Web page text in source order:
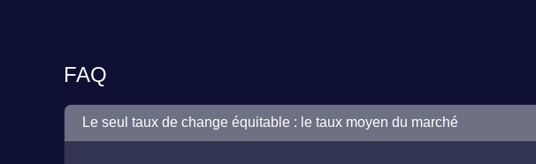
FAQ
Le seul taux de change équitable : le taux moyen du marché